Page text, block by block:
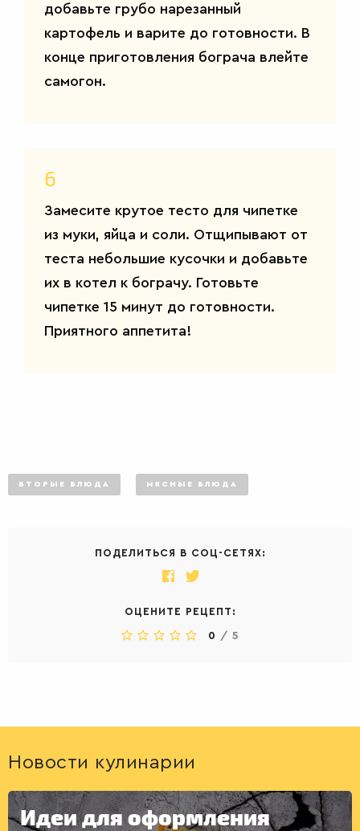
ДЕСЕРТЫ
добавьте грубо нарезанный
картофель и варите до готовности. В
конце приготовления бограча влейте
самогон.
6
Замесите крутое тесто для чипетке
из муки, яйца и соли. Отщипывают от
теста небольшие кусочки и добавьте
их в котел к бограчу. Готовьте
чипетке 15 минут до готовности.
Приятного аппетита!
ВТОРЫЕ БЛЮДА МЯСНЫЕ БЛЮДА
ПОДЕЛИТЬСЯ В СОЦ-СЕТЯХ:
ОЦЕНИТЕ РЕЦЕПТ:
0 / 5
Новости кулинарии
Идеи для оформления